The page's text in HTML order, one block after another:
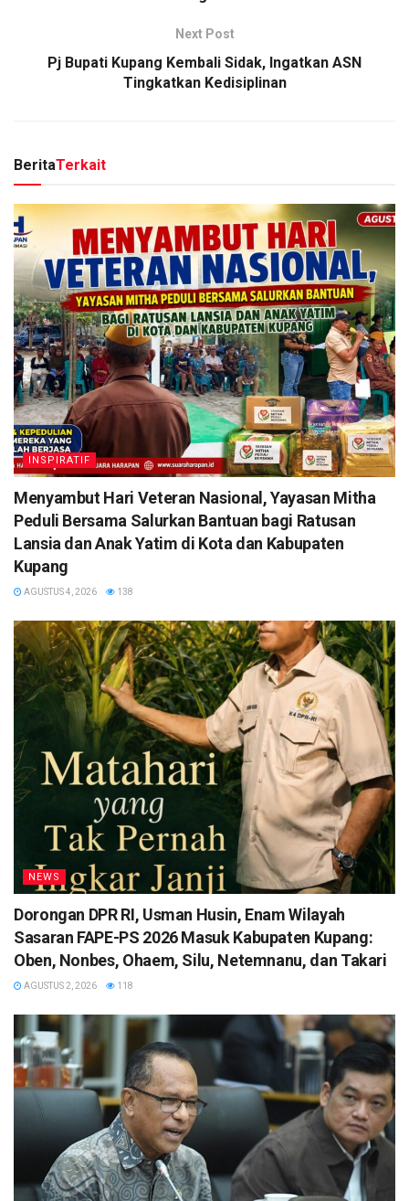
Next Post
Pj Bupati Kupang Kembali Sidak, Ingatkan ASN
Tingkatkan Kedisiplinan
BeritaTerkait
INSPIRATIF
​Menyambut Hari Veteran Nasional, Yayasan Mitha
Peduli Bersama Salurkan Bantuan bagi Ratusan
Lansia dan Anak Yatim di Kota dan Kabupaten
Kupang
AGUSTUS 4, 2026 138
NEWS
Dorongan DPR RI, Usman Husin, Enam Wilayah
Sasaran FAPE-PS 2026 Masuk Kabupaten Kupang:
Oben, Nonbes, Ohaem, Silu, Netemnanu, dan Takari
AGUSTUS 2, 2026 118